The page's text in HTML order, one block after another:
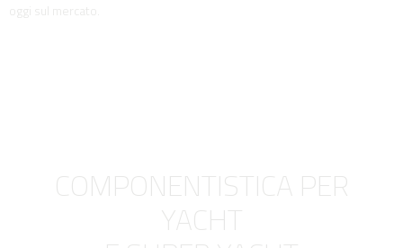
oggi sul mercato.
COMPONENTISTICA PER
YACHT